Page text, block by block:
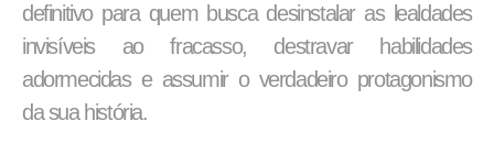
definitivo para quem busca desinstalar as lealdades
invisíveis ao fracasso, destravar habilidades
adormecidas e assumir o verdadeiro protagonismo
da sua história.